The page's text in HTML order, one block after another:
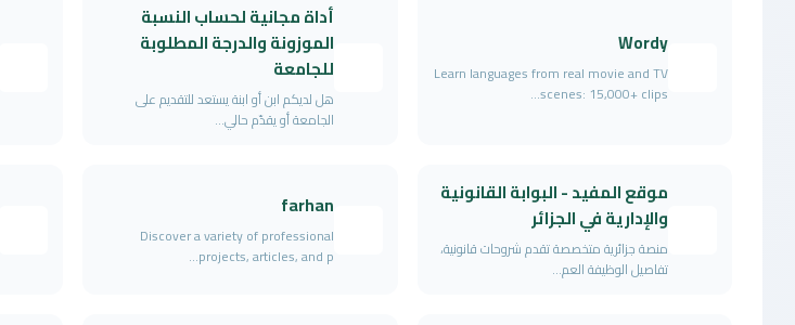
Wordy
Learn languages from real movie and TV
scenes: 15,000+ clips...
أداة مجانية لحساب النسبة
الموزونة والدرجة المطلوبة
للجامعة
هل لديكم ابن أو ابنة يستعد للتقديم على
الجامعة أو يقدّم حالي...
موقع المفيد - البوابة القانونية
والإدارية في الجزائر
منصة جزائرية متخصصة تقدم شروحات قانونية،
تفاصيل الوظيفة العم...
farhan
Discover a variety of professional
projects, articles, and p...